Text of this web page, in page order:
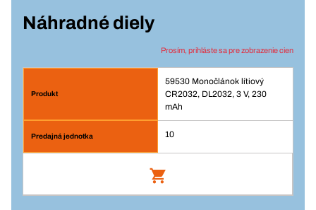
Náhradné diely
Prosím, prihláste sa pre zobrazenie cien
59530 Monočlánok lítiový
CR2032, DL2032, 3 V, 230
mAh
10